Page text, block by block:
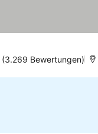
(3.269 Bewertungen)